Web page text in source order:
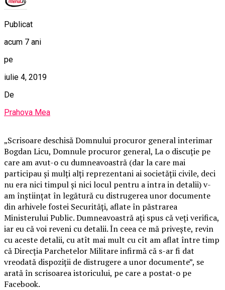
Publicat
acum 7 ani
pe
iulie 4, 2019
De
Prahova Mea
„Scrisoare deschisă Domnului procuror general interimar
Bogdan Licu, Domnule procuror general, La o discuţie pe
care am avut-o cu dumneavoastră (dar la care mai
participau şi mulţi alţi reprezentani ai societăţii civile, deci
nu era nici timpul şi nici locul pentru a intra in detalii) v-
am înştiinţat în legătură cu distrugerea unor documente
din arhivele fostei Securităţi, aflate în păstrarea
Ministerului Public. Dumneavoastră aţi spus că veţi verifica,
iar eu că voi reveni cu detalii. În ceea ce mă priveşte, revin
cu aceste detalii, cu atît mai mult cu cît am aflat între timp
că Direcţia Parchetelor Militare infirmă că s-ar fi dat
vreodată dispoziţii de distrugere a unor documente”, se
arată în scrisoarea istoricului, pe care a postat-o pe
Facebook.